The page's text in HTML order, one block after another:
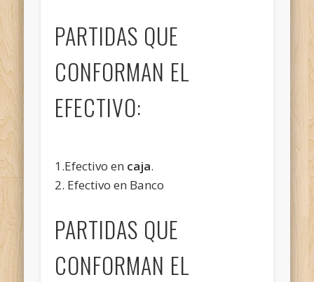
PARTIDAS QUE
CONFORMAN EL
EFECTIVO:
1.Efectivo en caja.
2. Efectivo en Banco
PARTIDAS QUE
CONFORMAN EL